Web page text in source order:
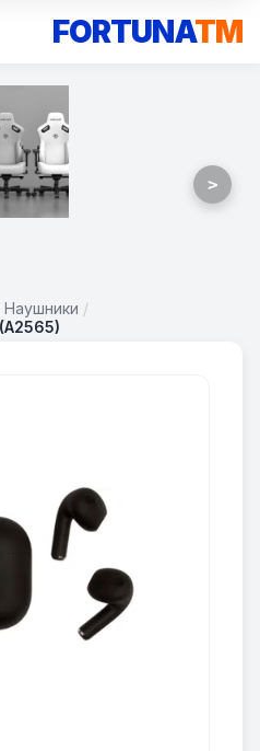
FORTUNATM
>
Наушники /